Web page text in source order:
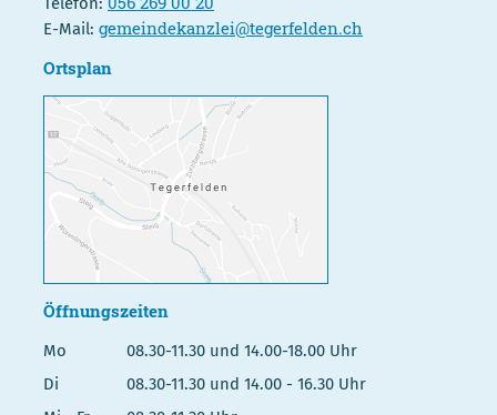
E-Mail: gemeindekanzlei@tegerfelden.ch
Ortsplan
Öffnungszeiten
Mo
08.30-11.30 und 14.00-18.00 Uhr
Di
08.30-11.30 und 14.00 - 16.30 Uhr